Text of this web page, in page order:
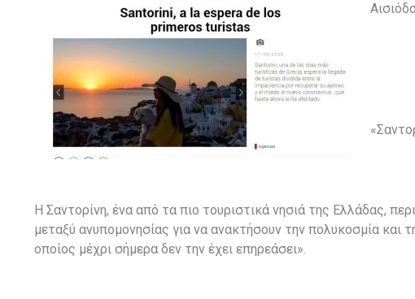
Η Σαντορίνη, ένα από τα πιο τουριστικά νησιά της Ελλάδας,
μεταξύ ανυπομονησίας για να ανακτήσουν την πολυκοσμία και
οποίος μέχρι σήμερα δεν την έχει επηρεάσει».